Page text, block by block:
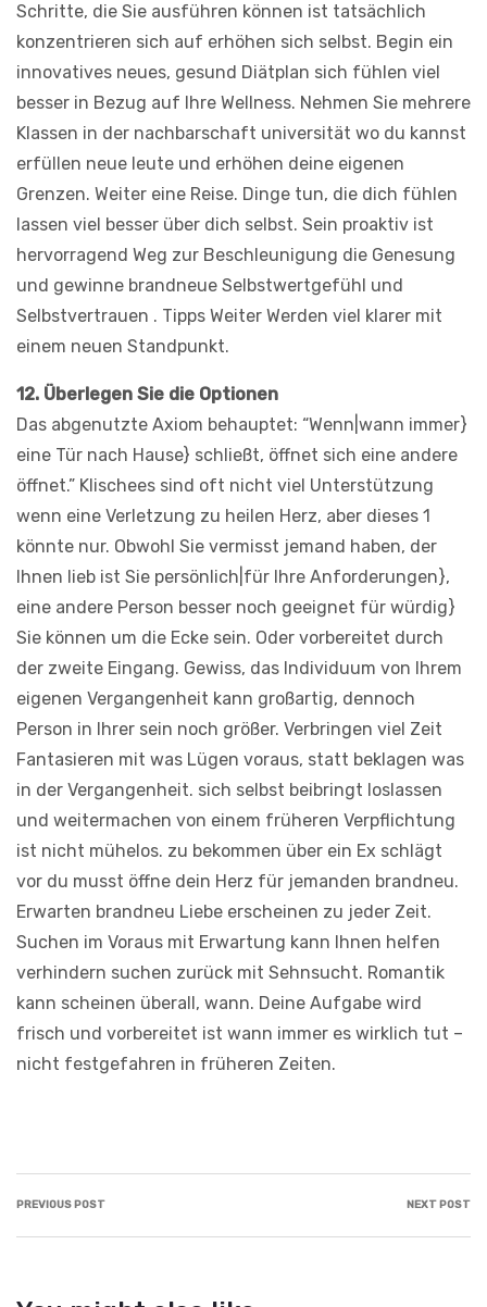
Schritte, die Sie ausführen können ist tatsächlich
konzentrieren sich auf erhöhen sich selbst. Begin ein
innovatives neues, gesund Diätplan sich fühlen viel
besser in Bezug auf Ihre Wellness. Nehmen Sie mehrere
Klassen in der nachbarschaft universität wo du kannst
erfüllen neue leute und erhöhen deine eigenen
Grenzen. Weiter eine Reise. Dinge tun, die dich fühlen
lassen viel besser über dich selbst. Sein proaktiv ist
hervorragend Weg zur Beschleunigung die Genesung
und gewinne brandneue Selbstwertgefühl und
Selbstvertrauen . Tipps Weiter Werden viel klarer mit
einem neuen Standpunkt.
12. Überlegen Sie die Optionen
Das abgenutzte Axiom behauptet: “Wenn|wann immer}
eine Tür nach Hause} schließt, öffnet sich eine andere
öffnet.” Klischees sind oft nicht viel Unterstützung
wenn eine Verletzung zu heilen Herz, aber dieses 1
könnte nur. Obwohl Sie vermisst jemand haben, der
Ihnen lieb ist Sie persönlich|für Ihre Anforderungen},
eine andere Person besser noch geeignet für würdig}
Sie können um die Ecke sein. Oder vorbereitet durch
der zweite Eingang. Gewiss, das Individuum von Ihrem
eigenen Vergangenheit kann großartig, dennoch
Person in Ihrer sein noch größer. Verbringen viel Zeit
Fantasieren mit was Lügen voraus, statt beklagen was
in der Vergangenheit. sich selbst beibringt loslassen
und weitermachen von einem früheren Verpflichtung
ist nicht mühelos. zu bekommen über ein Ex schlägt
vor du musst öffne dein Herz für jemanden brandneu.
Erwarten brandneu Liebe erscheinen zu jeder Zeit.
Suchen im Voraus mit Erwartung kann Ihnen helfen
verhindern suchen zurück mit Sehnsucht. Romantik
kann scheinen überall, wann. Deine Aufgabe wird
frisch und vorbereitet ist wann immer es wirklich tut –
nicht festgefahren in früheren Zeiten.
Post
PREVIOUS POST NEXT POST